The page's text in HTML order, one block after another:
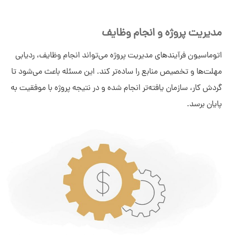
مدیریت پروژه و انجام وظایف
اتوماسیون فرآیندهای مدیریت پروژه می‌تواند انجام وظایف، ردیابی
مهلت‌ها و تخصیص منابع را ساده‌تر کند. این مسئله باعث می‌شود تا
گردش کار، سازمان یافته‌تر انجام شده و در نتیجه پروژه با موفقیت به
پایان برسد.